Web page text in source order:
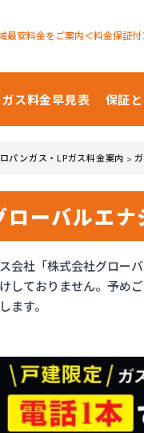
最安料金をご案内＜料金保証付
ス料金早見表 保証
パンガス・LPガス料金案内 >
ーバルエナ
会社「株式会社グロー
しておりません。予め
ます。